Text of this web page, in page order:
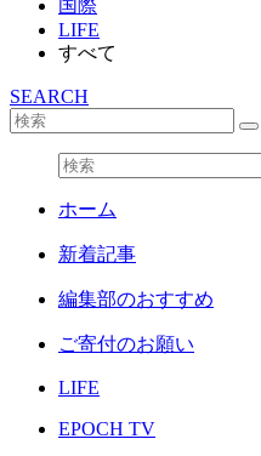
国際
LIFE
すべて
SEARCH
ホーム
新着記事
編集部のおすすめ
ご寄付のお願い
LIFE
EPOCH TV